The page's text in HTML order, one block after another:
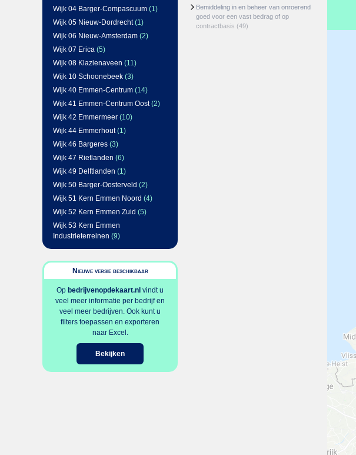
Wijk 04 Barger-Compascuum (1)
Wijk 05 Nieuw-Dordrecht(1)
Wijk 06 Nieuw-Amsterdam (2)
Wijk 07 Erica (5)
Wijk 08 Klazienaveen (11)
Wijk 10 Schoonebeek (3)
Wijk 40 Emmen-Centrum (14)
Wijk 41 Emmen-Centrum Oost(2)
Wijk 42 Emmermeer (10)
Wijk 44 Emmerhout(1)
Wijk 46 Bargeres (3)
Wijk 47 Rietlanden (6)
Wijk 49 Delftlanden (1)
Wijk 50 Barger-Oosterveld (2)
Wijk 51 Kern Emmen Noord (4)
Wijk 52 Kern Emmen Zuid (5)
Wijk 53 Kern Emmen
Industrieterreinen (9)
Nieuwe versie beschikbaar
Op bedrijvenopdekaart.nl vindt u
veel meer informatie per bedrijf en
veel meer bedrijven. Ook kunt u
filters toepassen en exporteren
naar Excel.
Bekijken
Bemiddeling in en beheer van onroerend
goed voor een vast bedrag of op
contractbasis (49)